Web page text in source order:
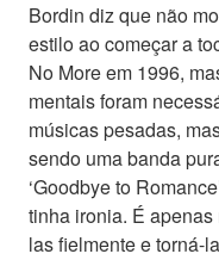
Bordin diz que não
estilo ao começar a
No More em 1996,
mentais foram
músicas pesadas,
sendo uma banda
‘Goodbye to
tinha ironia. É
las fielmente e torná-